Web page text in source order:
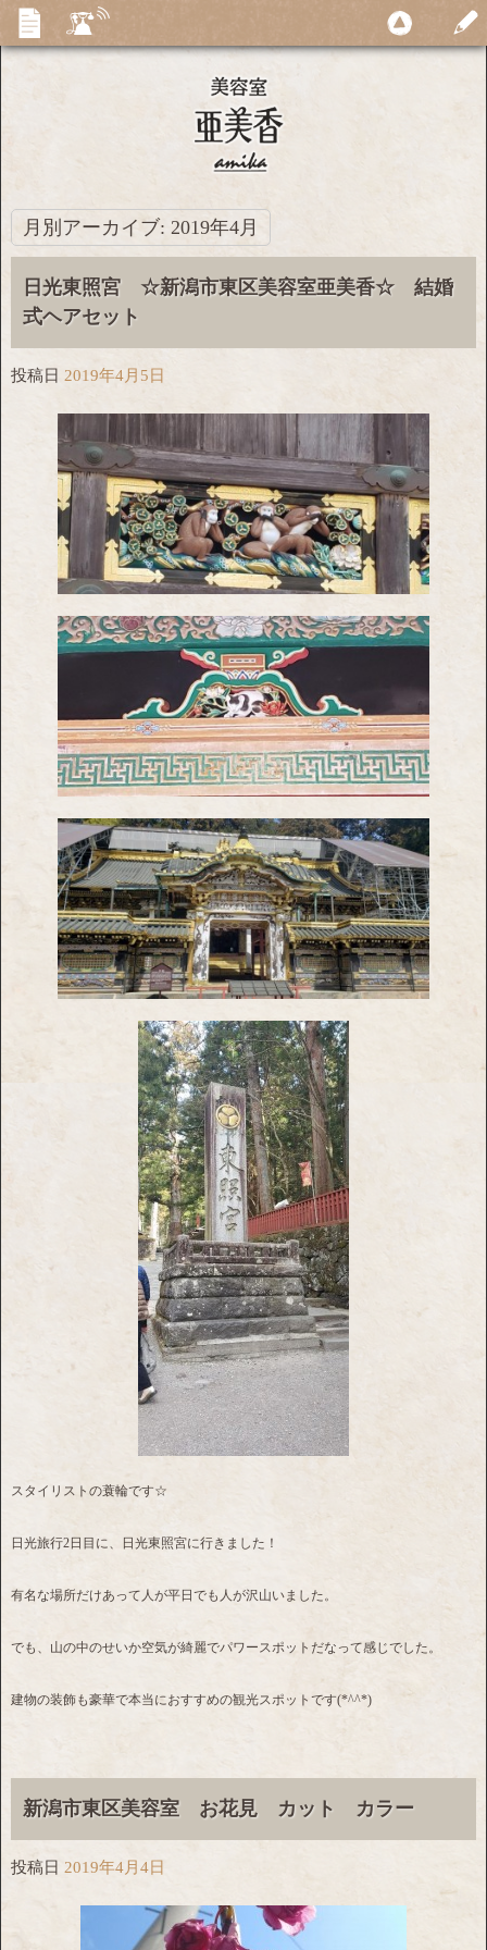
月別アーカイブ: 2019年4月
日光東照宮 ☆新潟市東区美容室亜美香☆ 結婚
式ヘアセット
投稿日 2019年4月5日
スタイリストの蓑輪です☆
日光旅行2日目に、日光東照宮に行きました！
有名な場所だけあって人が平日でも人が沢山いました。
でも、山の中のせいか空気が綺麗でパワースポットだなって感じでした。
建物の装飾も豪華で本当におすすめの観光スポットです(*^^*)
新潟市東区美容室 お花見 カット カラー
投稿日 2019年4月4日